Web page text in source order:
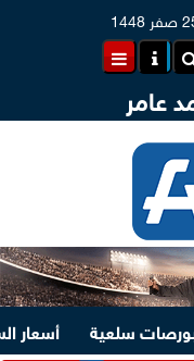
1448
عامر
سلعية
أسعار